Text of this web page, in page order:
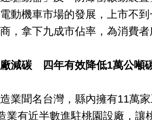
動機車市場的發展，上市不
，拿下九成市佔率，為消費
減碳 四年有效降低1萬公噸
業聞名台灣，縣內擁有11萬
業有近半數進駐桃園設廠，讓